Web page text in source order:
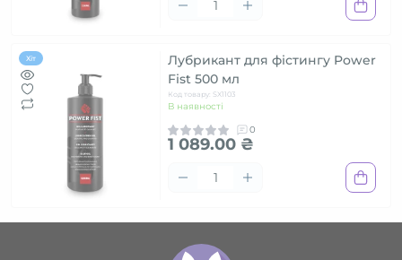
Хіт
Лубрикант для фістингу Power
Fist 500 мл
Код товару: SX1103
В наявності
0
1 089.00 ₴